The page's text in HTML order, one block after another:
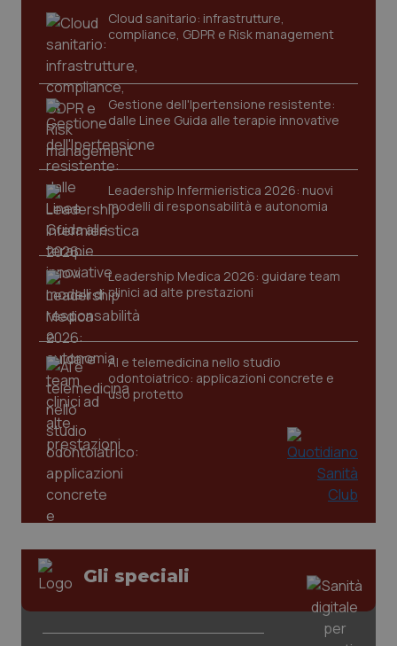
Cloud sanitario: infrastrutture,
compliance, GDPR e Risk management
Gestione dell'Ipertensione resistente:
dalle Linee Guida alle terapie innovative
Leadership Infermieristica 2026: nuovi
modelli di responsabilità e autonomia
Leadership Medica 2026: guidare team
clinici ad alte prestazioni
AI e telemedicina nello studio
odontoiatrico: applicazioni concrete e
uso protetto
Gli speciali
funzionare correttamente senza questi cookie.
Nome
Fornitore/Dominio
VISITOR_PRIVACY_METADATA
CookieScriptConsent
www.quotidianosanita.it
tracking-sites-ironfish-
tracking-enable
www.quotidianosanita.it